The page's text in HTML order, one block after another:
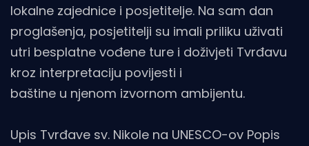
lokalne zajednice i posjetitelje. Na sam dan
proglašenja, posjetitelji su imali priliku uživati
utri besplatne vođene ture i doživjeti Tvrđavu
kroz interpretaciju povijesti i
baštine u njenom izvornom ambijentu.
Upis Tvrđave sv. Nikole na UNESCO-ov Popis